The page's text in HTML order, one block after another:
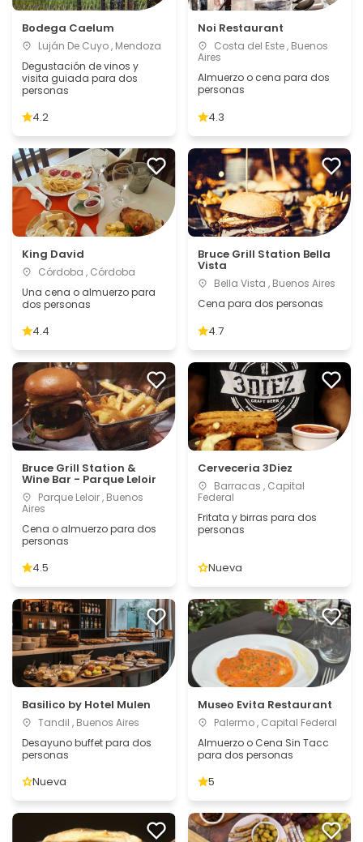
Bodega Caelum
Luján De Cuyo , Mendoza
Degustación de vinos y
visita guiada para dos
personas
4.2
Noi Restaurant
Costa del Este , Buenos
Aires
Almuerzo o cena para dos
personas
4.3
King David
Córdoba , Córdoba
Una cena o almuerzo para
dos personas
4.4
Bruce Grill Station Bella
Vista
Bella Vista , Buenos Aires
Cena para dos personas
4.7
Bruce Grill Station &
Wine Bar - Parque Leloir
Parque Leloir , Buenos
Aires
Cena o almuerzo para dos
personas
4.5
Cerveceria 3Diez
Barracas , Capital
Federal
Fritata y birras para dos
personas
Nueva
Basilico by Hotel Mulen
Tandil , Buenos Aires
Desayuno buffet para dos
personas
Nueva
Museo Evita Restaurant
Palermo , Capital Federal
Almuerzo o Cena Sin Tacc
para dos personas
5